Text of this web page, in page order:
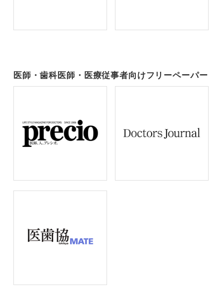
医師・歯科医師・医療従事者向けフリーペーパー